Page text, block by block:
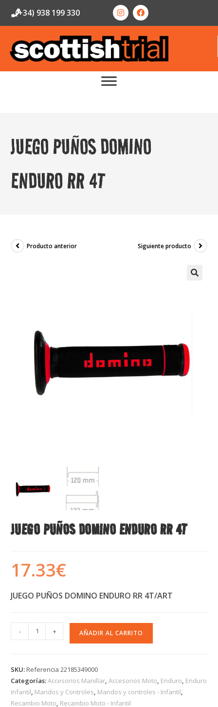
(+34) 938 199 330
JUEGO PUÑOS DOMINO
ENDURO RR 4T
Producto anterior Siguiente producto
JUEGO PUÑOS DOMINO ENDURO RR 4T
17.33€
JUEGO PUÑOS DOMINO ENDURO RR 4T/ART
- + AÑADIR AL CARRITO
SKU:Referencia 22185349000
Categorías:Accesorios Manillar,Accesorios Moto, Enduro, Enduro
Infantil, Mandos y Controles, Mandos y controles - Infantil,
Recambio Moto, Recambio Moto - Infantil